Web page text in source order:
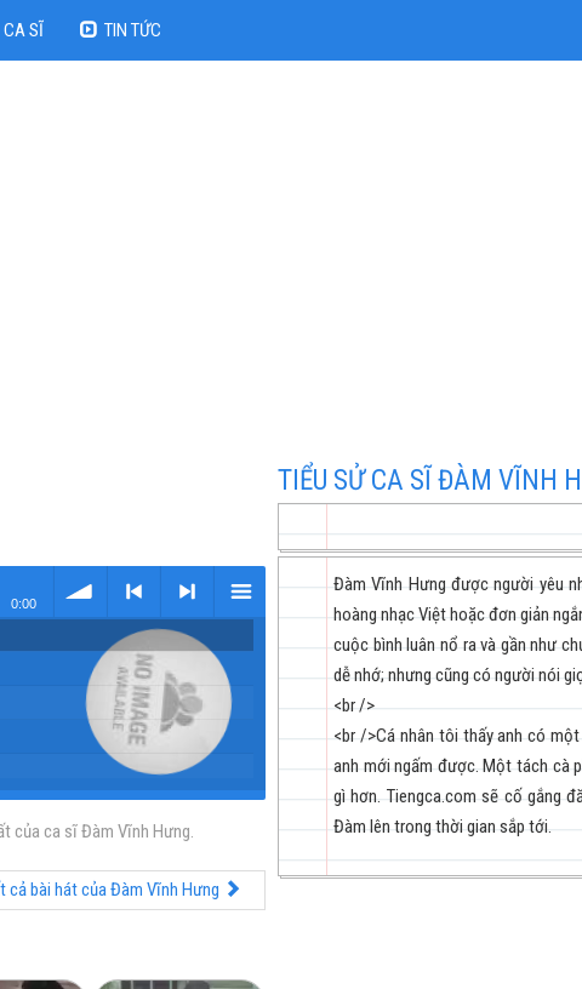
CA SĨ TIN TỨC
0:00
volume<
previous
> nextmenu
của ca sĩ Đàm Vĩnh Hưng.
cả bài hát của Đàm Vĩnh Hưng
TIỂU SỬ CA SĨ ĐÀM VĨNH
Đàm Vĩnh Hưng được người yêu
hoàng nhạc Việt hoặc đơn giản
cuộc bình luân nổ ra và gần như
dễ nhớ; nhưng cũng có người nói
<br />
<br />Cá nhân tôi thấy anh có
anh mới ngấm được. Một tách cà
gì hơn. Tiengca.com sẽ cố gắng
Đàm lên trong thời gian sắp tới.